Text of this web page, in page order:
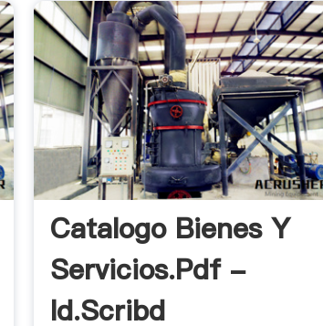
Catalogo Bienes Y
Servicios.pdf -
Id.scribd